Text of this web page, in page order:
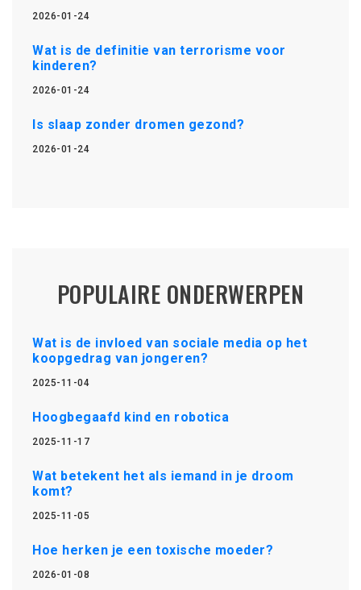
2026-01-24
Wat is de definitie van terrorisme voor
kinderen?
2026-01-24
Is slaap zonder dromen gezond?
2026-01-24
POPULAIRE ONDERWERPEN
Wat is de invloed van sociale media op het
koopgedrag van jongeren?
2025-11-04
Hoogbegaafd kind en robotica
2025-11-17
Wat betekent het als iemand in je droom
komt?
2025-11-05
Hoe herken je een toxische moeder?
2026-01-08